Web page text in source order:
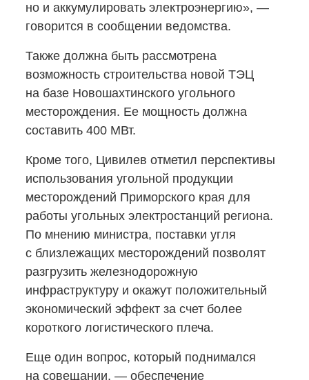
но и аккумулировать электроэнергию», —
говорится в сообщении ведомства.
Также должна быть рассмотрена
возможность строительства новой ТЭЦ
на базе Новошахтинского угольного
месторождения. Ее мощность должна
составить 400 МВт.
Кроме того, Цивилев отметил перспективы
использования угольной продукции
месторождений Приморского края для
работы угольных электростанций региона.
По мнению министра, поставки угля
с близлежащих месторождений позволят
разгрузить железнодорожную
инфраструктуру и окажут положительный
экономический эффект за счет более
короткого логистического плеча.
Еще один вопрос, который поднимался
на совещании, — обеспечение